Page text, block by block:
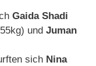
Gaida Shadi
und Juman
sich Nina